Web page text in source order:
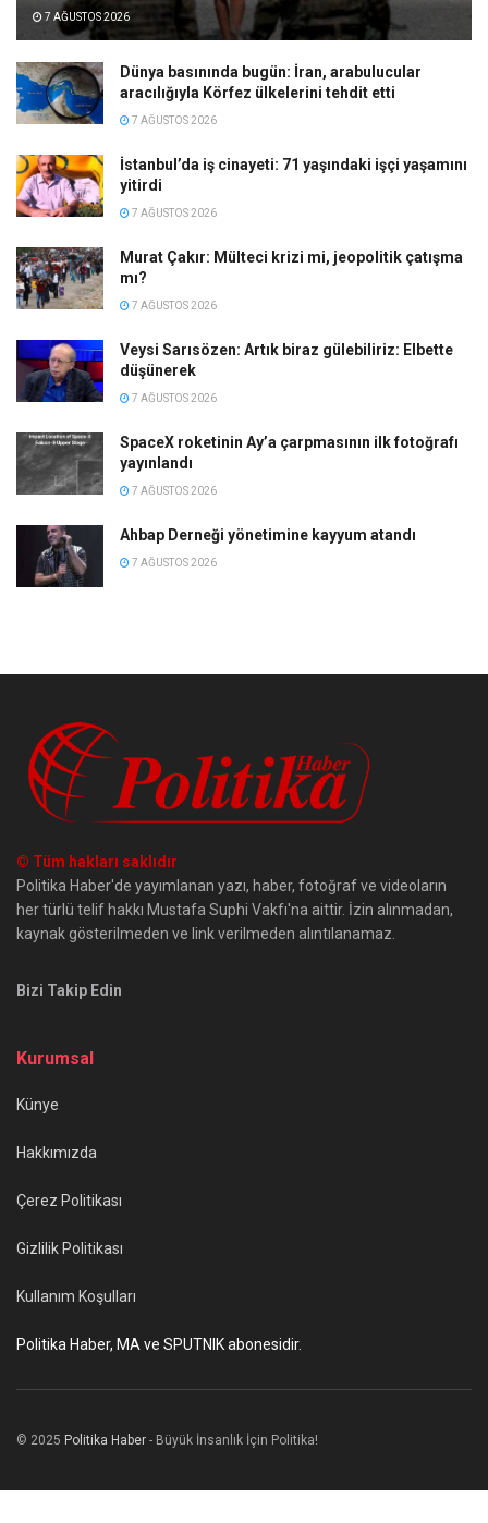
7 AĞUSTOS 2026
Dünya basınında bugün: İran, arabulucular
aracılığıyla Körfez ülkelerini tehdit etti
7 AĞUSTOS 2026
İstanbul’da iş cinayeti: 71 yaşındaki işçi yaşamını
yitirdi
7 AĞUSTOS 2026
Murat Çakır: Mülteci krizi mi, jeopolitik çatışma
mı?
7 AĞUSTOS 2026
Veysi Sarısözen: Artık biraz gülebiliriz: Elbette
düşünerek
7 AĞUSTOS 2026
SpaceX roketinin Ay’a çarpmasının ilk fotoğrafı
yayınlandı
7 AĞUSTOS 2026
Ahbap Derneği yönetimine kayyum atandı
7 AĞUSTOS 2026
© Tüm hakları saklıdır
Politika Haber'de yayımlanan yazı, haber, fotoğraf ve videoların
her türlü telif hakkı Mustafa Suphi Vakfı'na aittir. İzin alınmadan,
kaynak gösterilmeden ve link verilmeden alıntılanamaz.
Bizi Takip Edin
Kurumsal
Künye
Hakkımızda
Çerez Politikası
Gizlilik Politikası
Kullanım Koşulları
Politika Haber, MA ve SPUTNIK abonesidir.
© 2025 Politika Haber - Büyük İnsanlık İçin Politika!